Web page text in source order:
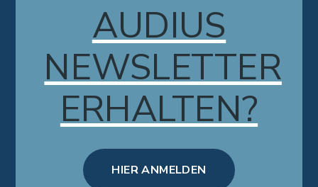
AUDIUS
NEWSLETTER
ERHALTEN?
HIER ANMELDEN